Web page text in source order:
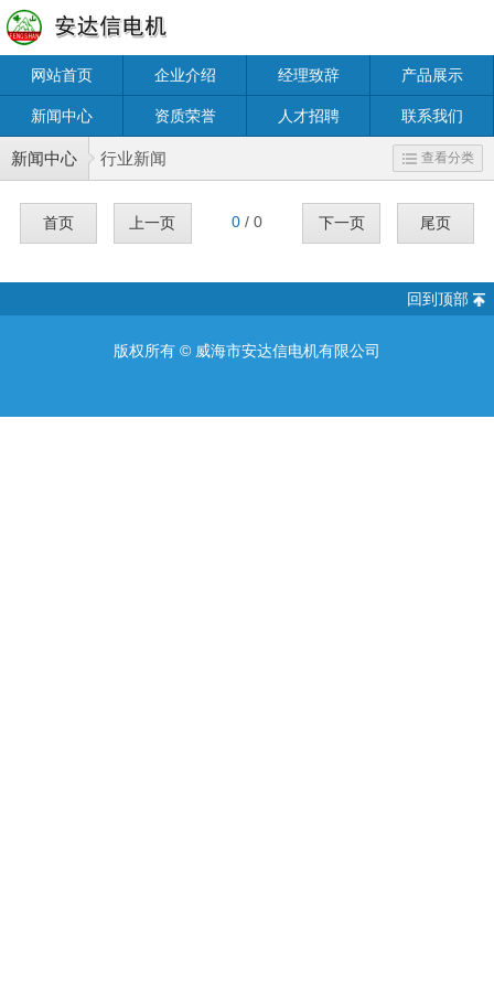
网站首页 企业介绍 经理致辞 产品展示
新闻中心 资质荣誉 人才招聘 联系我们
新闻中心 行业新闻 查看分类
首页 上一页 0/ 0 下一页 尾页
回到顶部
版权所有 © 威海市安达信电机有限公司